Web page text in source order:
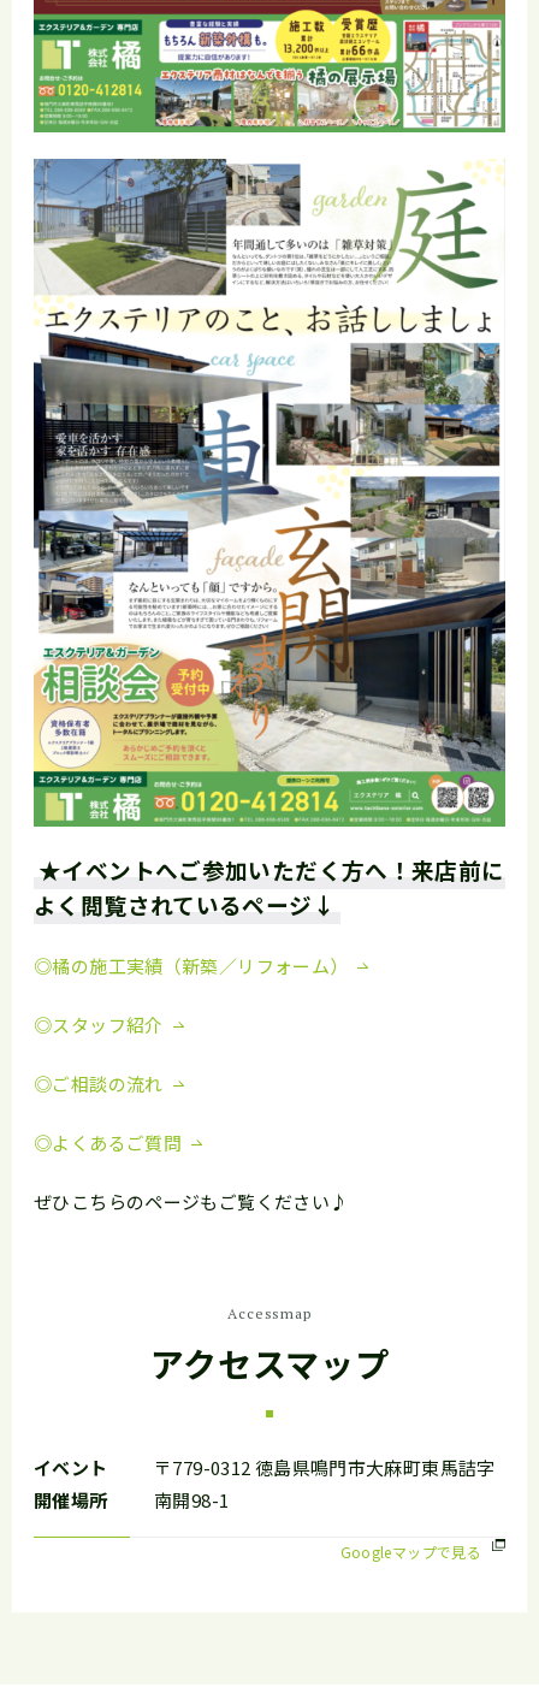
★イベントへご参加いただく方へ！来店前に
よく閲覧されているページ↓
◎橘の施工実績（新築／リフォーム）
◎スタッフ紹介
◎ご相談の流れ
◎よくあるご質問
ぜひこちらのページもご覧ください♪
Accessmap
アクセスマップ
イベント
開催場所
〒779-0312 徳島県鳴門市大麻町東馬詰字
南開98-1
Googleマップで見る